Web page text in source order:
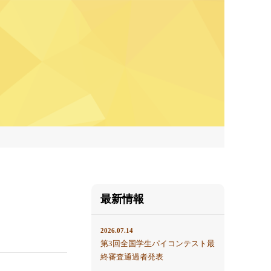
最新情報
2026.07.14
第3回全国学生パイコンテスト最
終審査通過者発表